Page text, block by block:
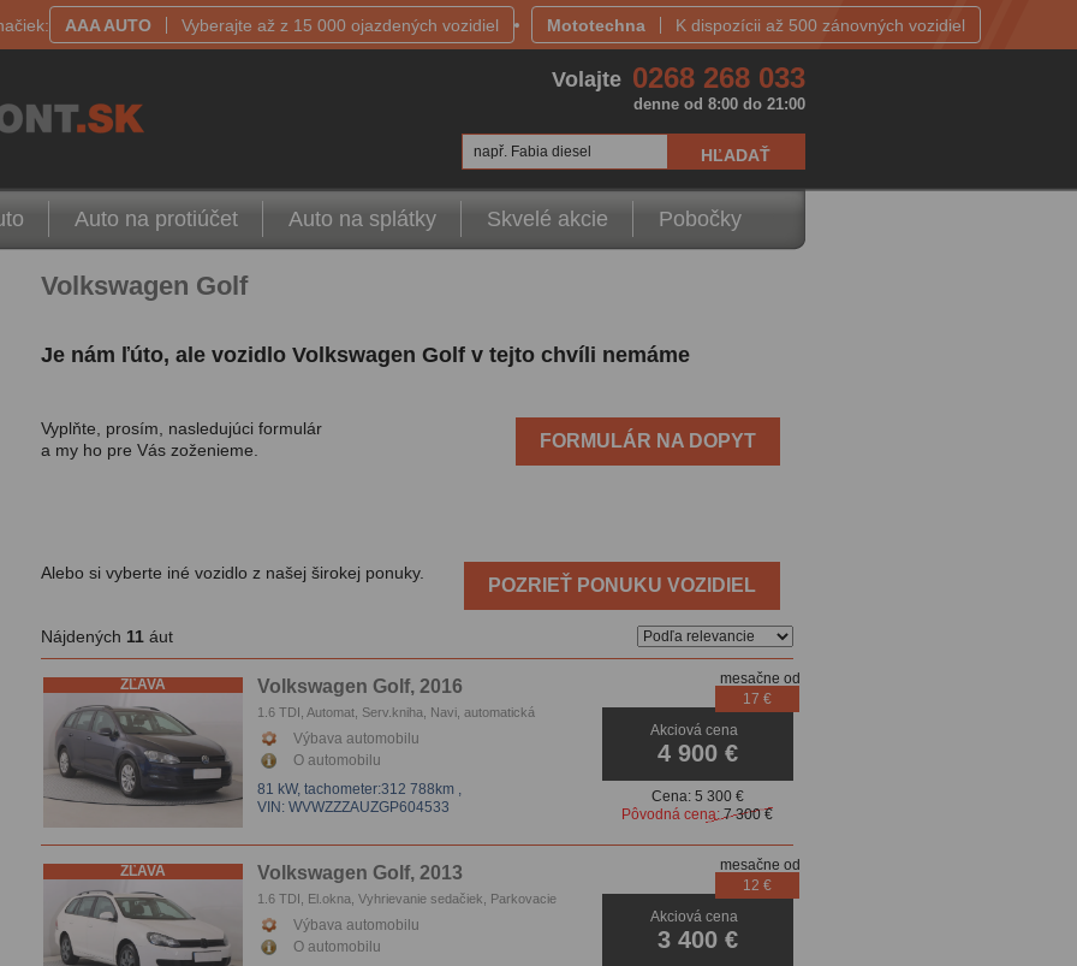
AAA AUTO Vyberajte až z 15 000 ojazdených vozidiel Mototechna K dispozícii až 500 zánovných vozidiel
např. Fabia diesel
Volkswagen Golf
Je nám ľúto, ale vozidlo Volkswagen Golf v tejto chvíli nemáme
FORMULÁR NA DOPYT
Vyplňte, prosím, nasledujúci formulár
a my ho pre Vás zoženieme.
POZRIEŤ PONUKU VOZIDIEL
Alebo si vyberte iné vozidlo z našej širokej ponuky.
Nájdených 11 áut
ZĽAVA Volkswagen Golf, 2016
1.6 TDI, Automat, Serv.kniha, Navi, automatická
klimatizace, Tempomat, El.okna, Vyhrievanie sedačiek,
Parkovacie senzory
Výbava automobilu
O automobilu
81 kW, tachometer:312 788km ,
VIN: WVWZZZAUZGP604533
Akciová cena
4 900 €
mesačne od
17 €
Cena:5 300 €
Pôvodná cena:7 300 €
ZĽAVA Volkswagen Golf, 2013
1.6 TDI, El.okna, Vyhrievanie sedačiek, Parkovacie
kameraVýbava automobilu
O automobilu
Akciová cena
3 400 €
mesačne od
12 €
Auto na protiúčet Auto na splátky Skvelé akcie Pobočky
Volajte 0268 268 033
denne od 8:00 do 21:00